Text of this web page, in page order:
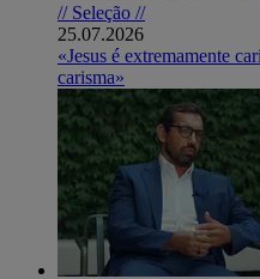
// Seleção //
25.07.2026
«Jesus é extremamente
carisma»